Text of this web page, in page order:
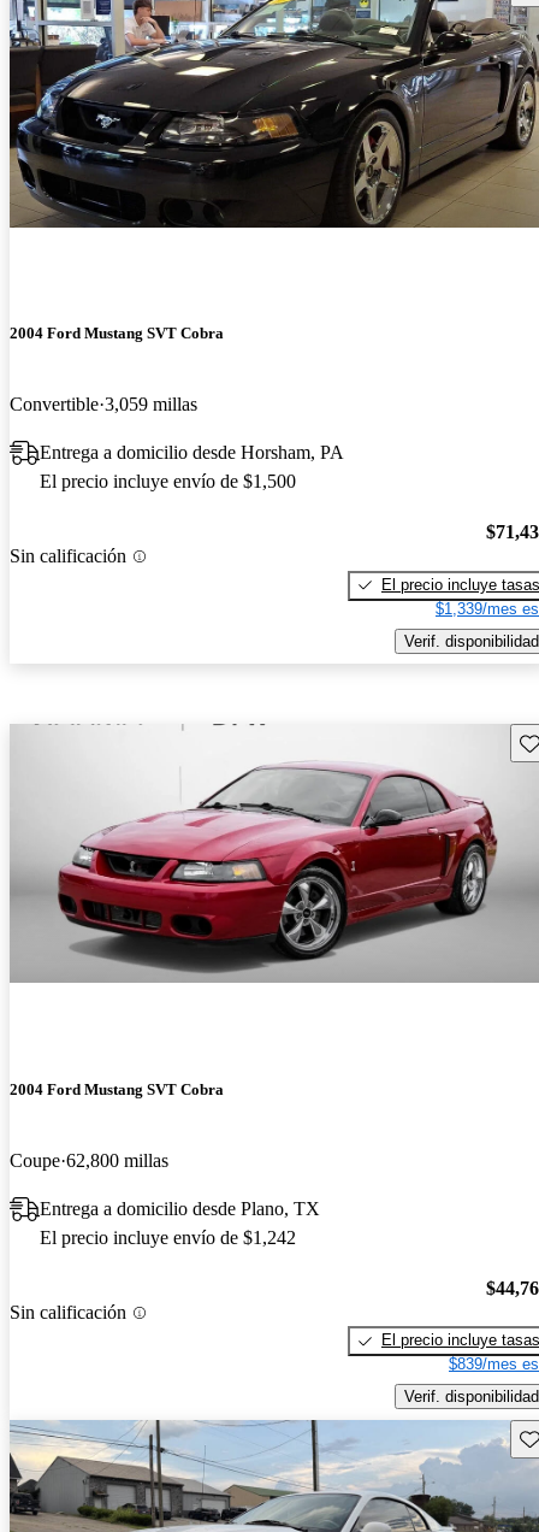
2004 Ford Mustang SVT Cobra
Convertible 3,059 millas
Entrega a domicilio desde Horsham, PA
El precio incluye envío de $1,500
Sin calificación
El precio incluye tasas
$1,339/mes
Verif. disponibilidad
2004 Ford Mustang SVT Cobra
Coupe 62,800 millas
Entrega a domicilio desde Plano, TX
El precio incluye envío de $1,242
Sin calificación
El precio incluye tasas
$839/mes
Verif. disponibilidad